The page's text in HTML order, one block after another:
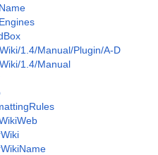
1.4/Manual/Plugin/A-D
1.4/Manual